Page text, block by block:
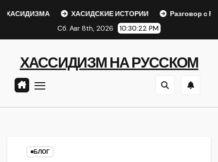
ХАСИДСКИЕ ИСТОРИИ
Разговор с Ребе
Сб. Авг 8th, 2026
10:30:22 PM
ХАССИДИЗМ НА РУССКОМ
БЛОГ